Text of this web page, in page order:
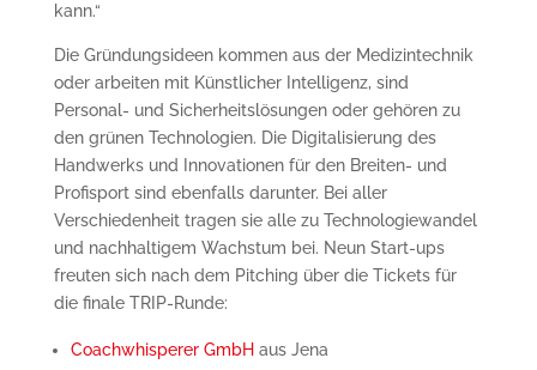
kann.“
Die Gründungsideen kommen aus der Medizintechnik
oder arbeiten mit Künstlicher Intelligenz, sind
Personal- und Sicherheitslösungen oder gehören zu
den grünen Technologien. Die Digitalisierung des
Handwerks und Innovationen für den Breiten- und
Profisport sind ebenfalls darunter. Bei aller
Verschiedenheit tragen sie alle zu Technologiewandel
und nachhaltigem Wachstum bei. Neun Start-ups
freuten sich nach dem Pitching über die Tickets für
die finale TRIP-Runde:
Coachwhisperer GmbH aus Jena